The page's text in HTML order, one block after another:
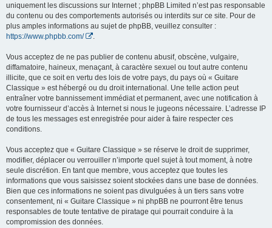
uniquement les discussions sur Internet ; phpBB Limited n’est pas responsable
du contenu ou des comportements autorisés ou interdits sur ce site. Pour de
plus amples informations au sujet de phpBB, veuillez consulter :
https://www.phpbb.com/
Vous acceptez de ne pas publier de contenu abusif, obscène, vulgaire,
diffamatoire, haineux, menaçant, à caractère sexuel ou tout autre contenu
illicite, que ce soit en vertu des lois de votre pays, du pays où « Guitare
Classique » est hébergé ou du droit international. Une telle action peut
entraîner votre bannissement immédiat et permanent, avec une notification à
votre fournisseur d’accès à Internet si nous le jugeons nécessaire. L’adresse IP
de tous les messages est enregistrée pour aider à faire respecter ces
conditions.
Vous acceptez que « Guitare Classique » se réserve le droit de supprimer,
modifier, déplacer ou verrouiller n’importe quel sujet à tout moment, à notre
seule discrétion. En tant que membre, vous acceptez que toutes les
informations que vous saisissez soient stockées dans une base de données.
Bien que ces informations ne soient pas divulguées à un tiers sans votre
consentement, ni « Guitare Classique » ni phpBB ne pourront être tenus
responsables de toute tentative de piratage qui pourrait conduire à la
compromission des données.